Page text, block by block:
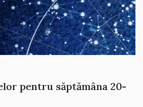
pentru săptămâna 20-